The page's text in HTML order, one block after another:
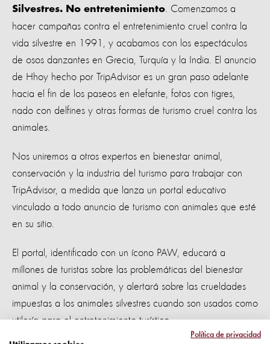
Silvestres. No entretenimiento . Comenzamos a
hacer campañas contra el entretenimiento cruel contra la
vida silvestre en 1991, y acabamos con los espectáculos
de osos danzantes en Grecia, Turquía y la India. El anuncio
de Hhoy hecho por TripAdvisor es un gran paso adelante
hacia el fin de los paseos en elefante, fotos con tigres,
nado con delfines y otras formas de turismo cruel contra los
animales.
Nos uniremos a otros expertos en bienestar animal,
conservación y la industria del turismo para trabajar con
TripAdvisor, a medida que lanza un portal educativo
vinculado a todo anuncio de turismo con animales que esté
en su sitio.
El portal, identificado con un ícono PAW, educará a
millones de turistas sobre las problemáticas del bienestar
animal y la conservación, y alertará sobre las crueldades
impuestas a los animales silvestres cuando son usados como
utilería para el entretenimiento turístico.
Política de privacidad